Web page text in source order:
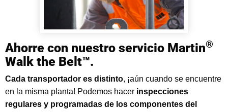
Ahorre con nuestro servicio Martin®
Walk the Belt™.
Cada transportador es distinto, ¡aún cuando se encuentre
en la misma planta! Podemos hacer inspecciones
regulares y programadas de los componentes del